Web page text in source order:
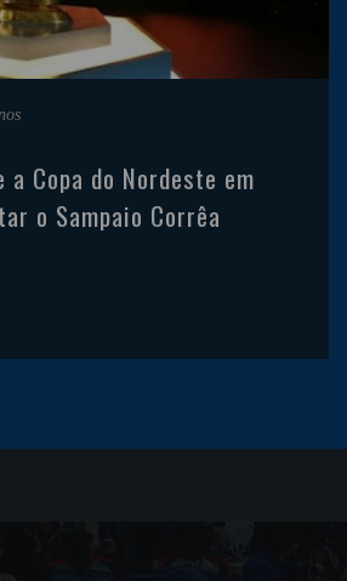
a Copa do Nordeste em
o Sampaio Corrêa